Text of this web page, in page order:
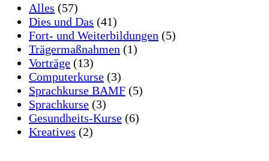
Alles (57)
Dies und Das (41)
Fort- und Weiterbildungen (5)
Trägermaßnahmen (1)
Vorträge (13)
Computerkurse (3)
Sprachkurse BAMF (5)
Sprachkurse (3)
Gesundheits-Kurse (6)
Kreatives (2)